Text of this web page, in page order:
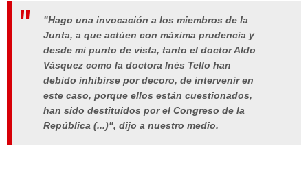
"Hago una invocación a los miembros de la
Junta, a que actúen con máxima prudencia y
desde mi punto de vista, tanto el doctorAldo
Vásquez como la doctora Inés Tello han
debido inhibirse por decoro, de intervenir en
este caso, porque ellos están cuestionados,
han sido destituidos por el Congreso de la
República (...)", dijo a nuestro medio.